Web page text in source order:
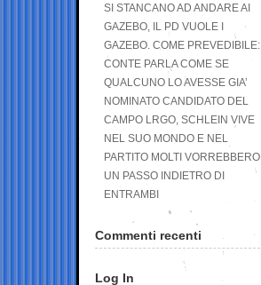
SI STANCANO AD ANDARE AI
GAZEBO, IL PD VUOLE I
GAZEBO. COME PREVEDIBILE:
CONTE PARLA COME SE
QUALCUNO LO AVESSE GIA’
NOMINATO CANDIDATO DEL
CAMPO LRGO, SCHLEIN VIVE
NEL SUO MONDO E NEL
PARTITO MOLTI VORREBBERO
UN PASSO INDIETRO DI
ENTRAMBI
Commenti recenti
Log In